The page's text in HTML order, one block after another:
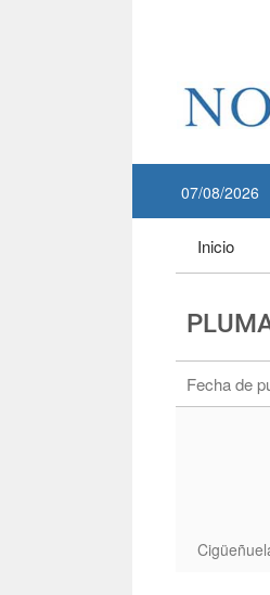
07/08/2026
Inicio
Fecha de